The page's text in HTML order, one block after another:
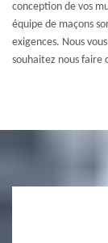
conception de vos
équipe de maçons
exigences. Nous
souhaitez nous faire